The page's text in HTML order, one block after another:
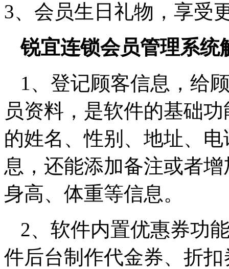
3、会员生日礼物，享受
锐宜连锁会员管理系统
1、登记顾客信息，给
员资料，是软件的基础
的姓名、性别、地址、
息，还能添加备注或者
身高、体重等信息。
2、软件内置优惠券功
件后台制作代金券、折